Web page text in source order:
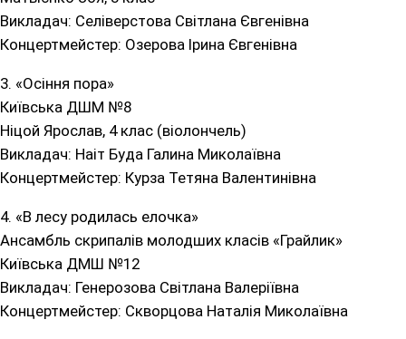
Викладач: Селіверстова Світлана Євгенівна
Концертмейстер: Озерова Ірина Євгенівна
3. «Осіння пора»
Київська ДШМ №8
Ніцой Ярослав, 4 клас (віолончель)
Викладач: Наіт Буда Галина Миколаївна
Концертмейстер: Курза Тетяна Валентинівна
4. «В лесу родилась елочка»
Ансамбль скрипалів молодших класів «Грайлик»
Київська ДМШ №12
Викладач: Генерозова Світлана Валеріївна
Концертмейстер: Скворцова Наталія Миколаївна